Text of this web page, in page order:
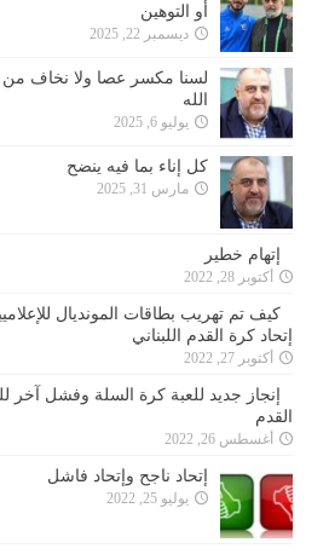
أو التوهين
ديسمبر 22, 2025
لسنا مكسر عصا ولا نخاف من
الله
يوليو 6, 2025
كل إناء بما فيه ينضح
مارس 31, 2025
إتهام خطير
أكتوبر 28, 2022
كيف تم تهريب بطاقات المونديال
إتحاد كرة القدم اللبناني
أكتوبر 27, 2022
إنجاز جديد للعبة كرة السلة وفشل آخر
القدم
أغسطس 26, 2022
إتحاد ناجح وإتحاد فاشل
يوليو 25, 2022